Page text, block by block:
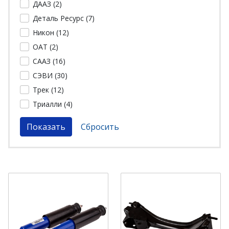
ДААЗ (2)
Деталь Ресурс (7)
Никон (12)
ОАТ (2)
СААЗ (16)
СЭВИ (30)
Трек (12)
Триалли (4)